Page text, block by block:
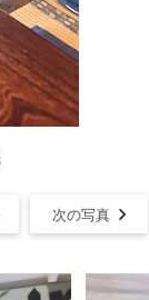
次の写真